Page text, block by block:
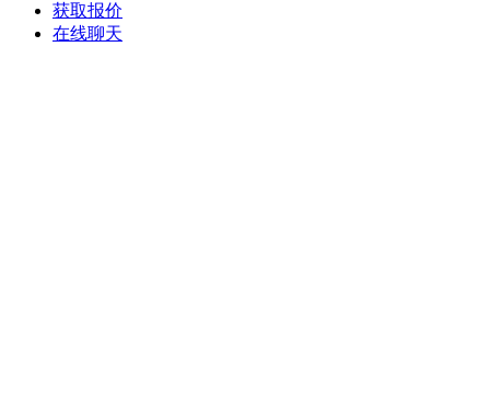
获取报价
在线聊天